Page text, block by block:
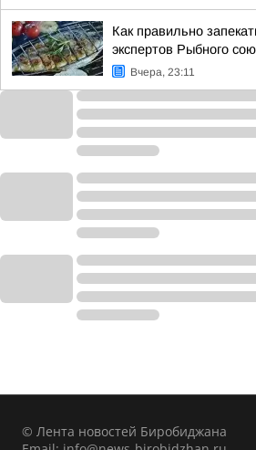
Как правильно
экспертов Рыбного
Вчера, 23:11
© Лента новостей Биробиджана